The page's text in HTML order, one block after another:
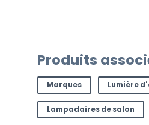
Contactez-nous. Vous
l'adresse
Produits
Marques Lumière
Lampadaires de salon